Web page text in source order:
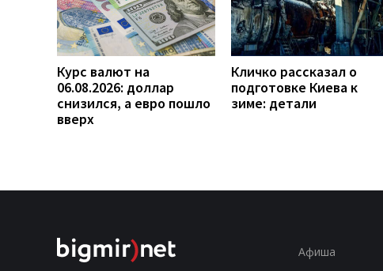
Курс валют на
06.08.2026: доллар
снизился, а евро пошло
вверх
Кличко рассказал о
подготовке Киева к
зиме: детали
Афиша